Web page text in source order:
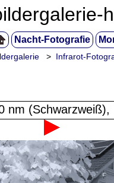
Nacht-Fotografie
> Infrarot-
nm (Schwarzweiß),